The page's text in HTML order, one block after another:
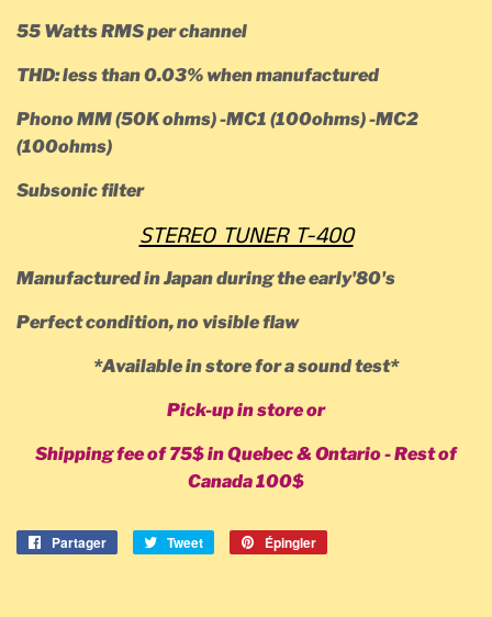
55 Watts RMS per channel
THD: less than 0.03% when manufactured
Phono MM (50K ohms) -MC1 (100ohms) -MC2
(100ohms)
Subsonic filter
STEREO TUNER T-400
Manufactured in Japan during the early'80's
Perfect condition, no visible flaw
*Available in store for a sound test*
Pick-up in store or
Shipping fee of 75$ in Quebec & Ontario - Rest of
Canada 100$
Partager
PartagerTweet
Tweeter
Épingler